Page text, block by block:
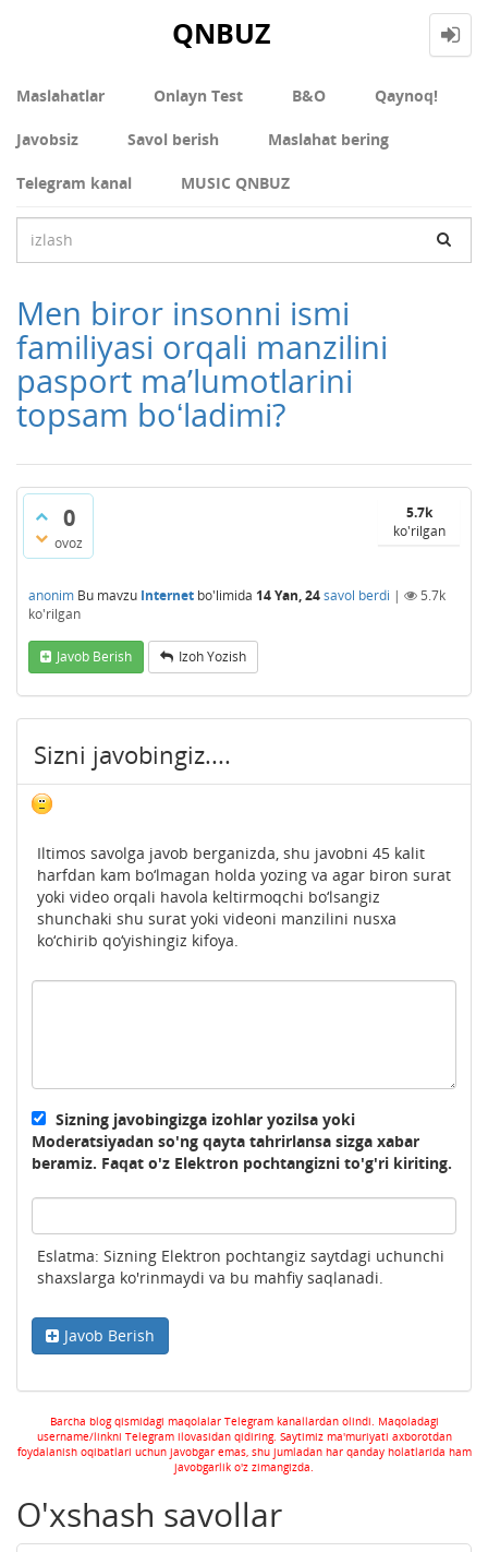
QNBUZ
Maslahatlar Onlayn Test В&О Qaynoq!
Javobsiz Savol berish Maslahat bering
Telegram kanal MUSIC QNBUZ
Men biror insonni ismi
familiyasi orqali manzilini
pasport maʼlumotlarini
topsam boʻladimi?
0
ovoz
5.7k
ko'rilgan
anonim Bu mavzu Internet bo'limida 14 Yan, 24savol berdi |
5.7k
ko'rilgan
Javob Berish Izoh Yozish
Sizni javobingiz....
Iltimos savolga javob berganizda, shu javobni 45 kalit
harfdan kam bo‘lmagan holda yozing va agar biron surat
yoki video orqali havola keltirmoqchi bo‘lsangiz
shunchaki shu surat yoki videoni manzilini nusxa
ko‘chirib qo‘yishingiz kifoya.
Sizning javobingizga izohlar yozilsa yoki
Moderatsiyadan so'ng qayta tahrirlansa sizga xabar
beramiz. Faqat o'z Elektron pochtangizni to'g'ri kiriting.
Eslatma: Sizning Elektron pochtangiz saytdagi uchunchi
shaxslarga ko'rinmaydi va bu mahfiy saqlanadi.
Javob Berish
Barcha blog qismidagi maqolalar Telegram kanallardan olindi. Maqoladagi
username/linkni Telegram ilovasidan qidiring. Saytimiz ma'muriyati axborotdan
foydalanish oqibatlari uchun javobgar emas, shu jumladan har qanday holatlarida ham
javobgarlik o'z zimangizda.
O'xshash savollar